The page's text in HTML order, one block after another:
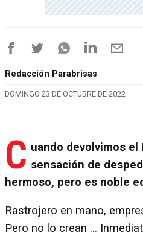
Redacción Parabrisas
DOMINGO 23 DE OCTUBRE DE 2022
C uando devolvimos
sensación de
hermoso, pero es noble
Rastrojero en mano,
Pero no lo crean ...